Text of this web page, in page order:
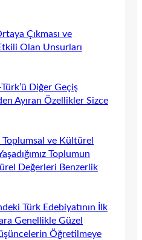
Çıkması ve
Olan Unsurları
Diğer Geçiş
Ayıran Özellikler Sizce
Toplumsal ve Kültürel
Toplumun
Değerleri Benzerlik
Türk Edebiyatının İlk
Genellikle Güzel
Öğretilmeye